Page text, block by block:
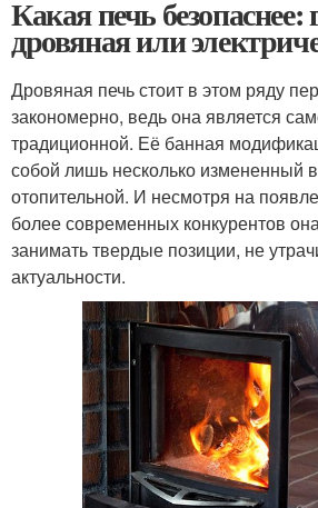
Какая печь безопаснее:
дровяная или
Дровяная печь стоит в этом ряду
закономерно, ведь она является
традиционной. Её банная
собой лишь несколько измененный
отопительной. И несмотря на
более современных конкурентов
занимать твердые позиции, не
актуальности.